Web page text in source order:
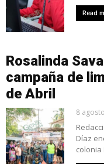
Read
Rosalinda
campaña de
de Abril
8
Díaz
colonia